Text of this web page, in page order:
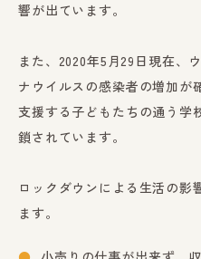
響が出ています。
また、2020年5月29日現在、
ナウイルスの感染者の増加が
支援する子どもたちの通う学
鎖されています。
ロックダウンによる生活の影
ます。